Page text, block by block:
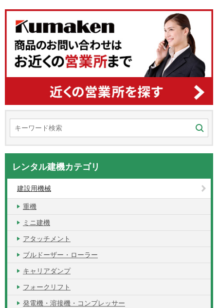
レンタル建機カテゴリ
建設用機械
重機
ミニ建機
アタッチメント
ブルドーザー・ローラー
キャリアダンプ
フォークリフト
発電機・溶接機・コンプレッサー